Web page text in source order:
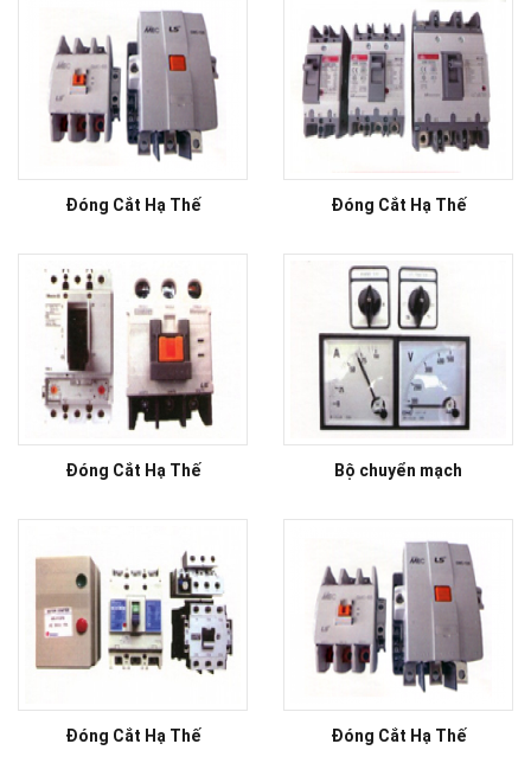
Đóng Cắt Hạ Thế Đóng Cắt Hạ Thế
Đóng Cắt Hạ Thế Bộ chuyển mạch
Đóng Cắt Hạ Thế Đóng Cắt Hạ Thế